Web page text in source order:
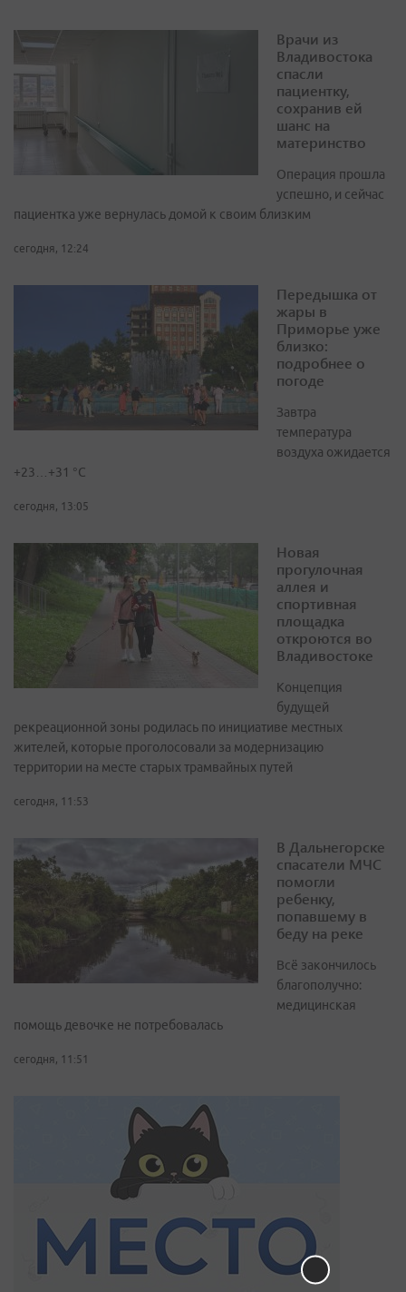
Врачи из
Владивостока
спасли
пациентку,
сохранив ей
шанс на
материнство
Операция прошла
успешно, и сейчас
пациентка уже вернулась домой к своим близким
сегодня, 12:24
Передышка от
жары в
Приморье уже
близко:
подробнее о
погоде
Завтра
температура
воздуха ожидается
+23…+31 °C
сегодня, 13:05
Новая
прогулочная
аллея и
спортивная
площадка
откроются во
Владивостоке
Концепция
будущей
рекреационной зоны родилась по инициативе местных
жителей, которые проголосовали за модернизацию
территории на месте старых трамвайных путей
сегодня, 11:53
В Дальнегорске
спасатели МЧС
помогли
ребенку,
попавшему в
беду на реке
Всё закончилось
благополучно:
медицинская
помощь девочке не потребовалась
сегодня, 11:51